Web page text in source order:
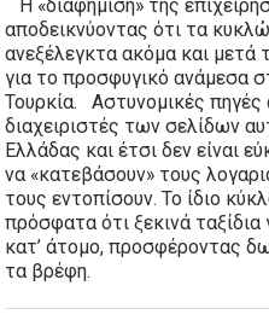
Η «διαφήμιση» της
αποδεικνύοντας ότι τα
ανεξέλεγκτα ακόμα και
για το προσφυγικό ανάμεσα
Τουρκία. Αστυνομικές πηγές
διαχειριστές των σελίδων
Ελλάδας και έτσι δεν είναι
να «κατεβάσουν» τους
τους εντοπίσουν. Το ίδιο
πρόσφατα ότι ξεκινά
κατ’ άτομο, προσφέροντας
τα βρέφη.